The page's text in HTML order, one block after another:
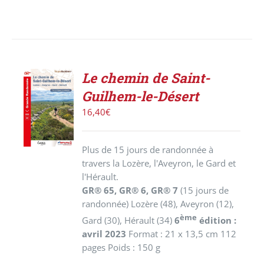
AJOUTER
AU
PANIER
/
DÉTAILS
Le chemin de Saint-
Guilhem-le-Désert
16,40€
Plus de 15 jours de randonnée à
travers la Lozère, l'Aveyron, le Gard et
l'Hérault.
GR® 65, GR® 6, GR® 7(15 jours de
randonnée) Lozère (48), Aveyron (12),
Gard (30), Hérault (34)6ème édition :
avril 2023 Format : 21 x 13,5 cm 112
pages Poids : 150 g